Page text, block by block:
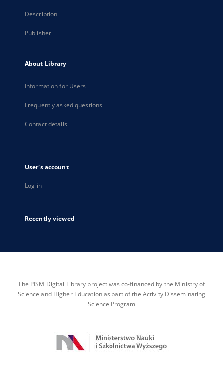
Description
Publisher
About Library
Information for Users
Frequently asked questions
Contact details
User's account
Log in
Recently viewed
The PISM Digital Library project was co-financed by the Ministry of
Science and Higher Education as part of the Activity Disseminating
Science Program